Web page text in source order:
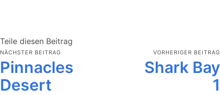
Teile diesen Beitrag
NÄCHSTER BEITRAG
Pinnacles
Desert
VORHERIGER BEITRAG
Shark Bay
1